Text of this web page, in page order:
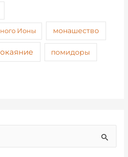
Ионы монашество
помидоры